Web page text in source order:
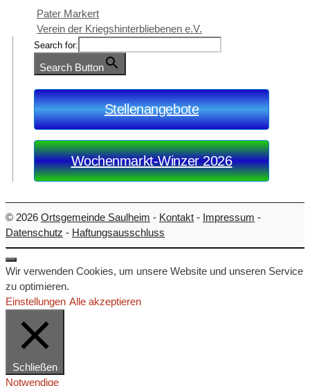
Pater Markert
Verein der Kriegshinterbliebenen e.V.
Search for:
Search Button
Stellenangebote
Wochenmarkt-Winzer 2026
© 2026 Ortsgemeinde Saulheim - Kontakt - Impressum -
Datenschutz - Haftungsausschluss
Wir verwenden Cookies, um unsere Website und unseren Service
zu optimieren.
Einstellungen Alle akzeptieren
Schließen
Notwendige